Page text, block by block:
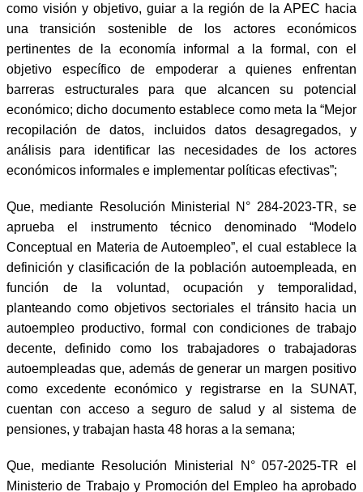
como visión y objetivo, guiar a la región de la APEC hacia
una transición sostenible de los actores económicos
pertinentes de la economía informal a la formal, con el
objetivo específico de empoderar a quienes enfrentan
barreras estructurales para que alcancen su potencial
económico; dicho documento establece como meta la “Mejor
recopilación de datos, incluidos datos desagregados, y
análisis para identificar las necesidades de los actores
económicos informales e implementar políticas efectivas”;
Que, mediante Resolución Ministerial N° 284-2023-TR, se
aprueba el instrumento técnico denominado “Modelo
Conceptual en Materia de Autoempleo”, el cual establece la
definición y clasificación de la población autoempleada, en
función de la voluntad, ocupación y temporalidad,
planteando como objetivos sectoriales el tránsito hacia un
autoempleo productivo, formal con condiciones de trabajo
decente, definido como los trabajadores o trabajadoras
autoempleadas que, además de generar un margen positivo
como excedente económico y registrarse en la SUNAT,
cuentan con acceso a seguro de salud y al sistema de
pensiones, y trabajan hasta 48 horas a la semana;
Que, mediante Resolución Ministerial N° 057-2025-TR el
Ministerio de Trabajo y Promoción del Empleo ha aprobado